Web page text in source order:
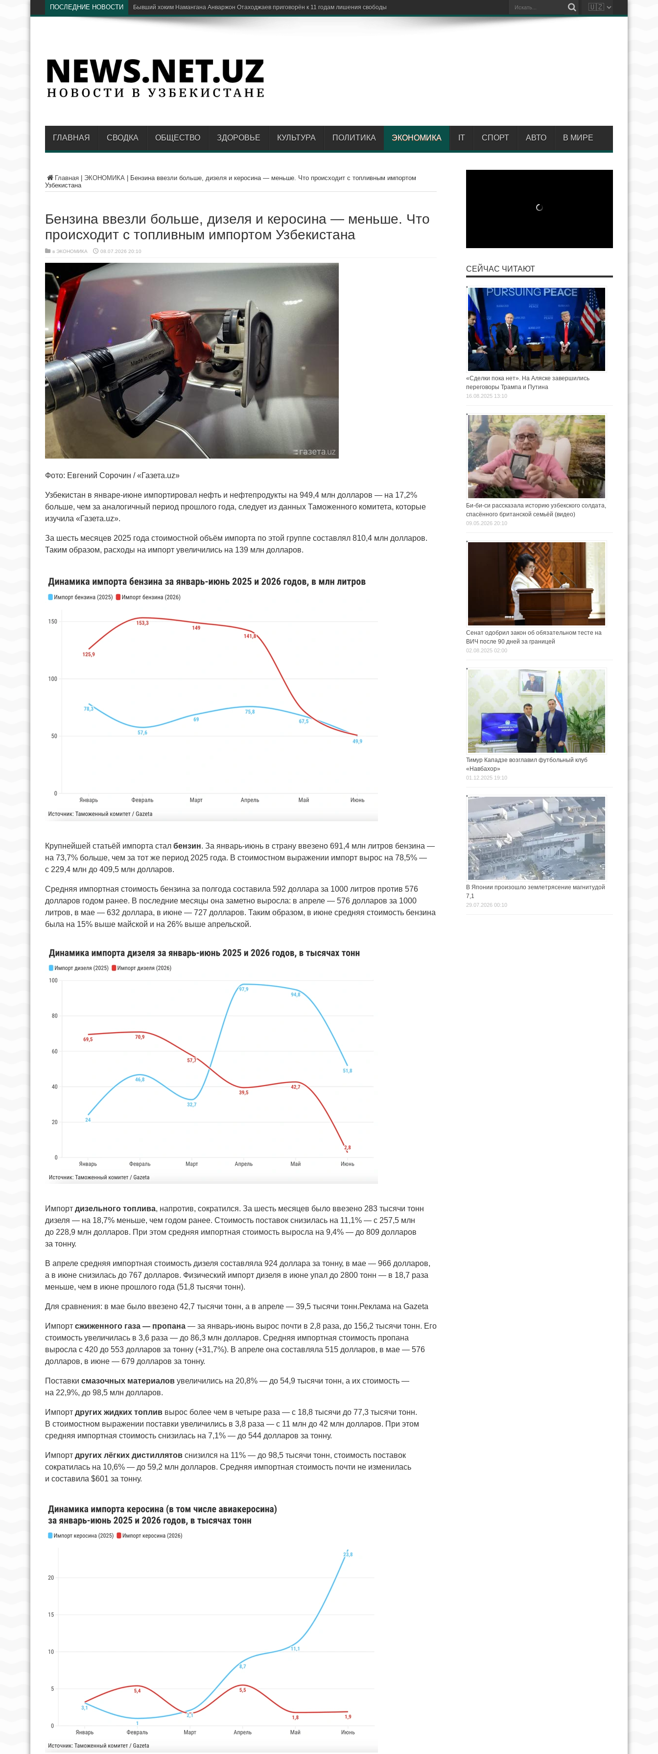
ПОСЛЕДНИЕ НОВОСТИ Президенты Узбекистана и
ГЛАВНАЯ СВОДКА ОБЩЕСТВО ЗДОРОВЬЕ КУЛЬТУРА ПОЛИТИКА ЭКОНОМИКА IT СПОРТ АВТО В МИРЕ
Главная ЭКОНОМИКА
Бензина ввезли больше, дизеля и керосина — меньше. Что происходит с топливным импортом
Узбекистана
Бензина ввезли больше, дизеля и керосина — меньше. Что
происходит с топливным импортом Узбекистана
в ЭКОНОМИКА 08.07.2026 20:10
Фото: Евгений Сорочин / «Газета.uz»
Узбекистан в январе-июне импортировал нефть и нефтепродукты на 949,4 млн долларов — на 17,2%
больше, чем за аналогичный период прошлого года, следует из данных Таможенного комитета, которые
изучила «Газета.uz».
За шесть месяцев 2025 года стоимостной объём импорта по этой группе составлял 810,4 млн долларов.
Таким образом, расходы на импорт увеличились на 139 млн долларов.
Крупнейшей статьёй импорта стал бензин. За январь-июнь в страну ввезено 691,4 млн литров бензина —
на 73,7% больше, чем за тот же период 2025 года. В стоимостном выражении импорт вырос на 78,5% —
с 229,4 млн до 409,5 млн долларов.
Средняя импортная стоимость бензина за полгода составила 592 доллара за 1000 литров против 576
долларов годом ранее. В последние месяцы она заметно выросла: в апреле — 576 долларов за 1000
литров, в мае — 632 доллара, в июне — 727 долларов. Таким образом, в июне средняя стоимость бензина
была на 15% выше майской и на 26% выше апрельской.
Импорт дизельного топлива, напротив, сократился. За шесть месяцев было ввезено 283 тысячи тонн
дизеля — на 18,7% меньше, чем годом ранее. Стоимость поставок снизилась на 11,1% — с 257,5 млн
до 228,9 млн долларов. При этом средняя импортная стоимость выросла на 9,4% — до 809 долларов
за тонну.
В апреле средняя импортная стоимость дизеля составляла 924 доллара за тонну, в мае — 966 долларов,
а в июне снизилась до 767 долларов. Физический импорт дизеля в июне упал до 2800 тонн — в 18,7 раза
меньше, чем в июне прошлого года (51,8 тысячи тонн).
Для сравнения: в мае было ввезено 42,7 тысячи тонн, а в апреле — 39,5 тысячи тонн.Реклама на Gazeta
Импорт сжиженного газа — пропана — за январь-июнь вырос почти в 2,8 раза, до 156,2 тысячи тонн. Его
стоимость увеличилась в 3,6 раза — до 86,3 млн долларов. Средняя импортная стоимость пропана
выросла с 420 до 553 долларов за тонну (+31,7%). В апреле она составляла 515 долларов, в мае — 576
долларов, в июне — 679 долларов за тонну.
Поставки смазочных материалов увеличились на 20,8% — до 54,9 тысячи тонн, а их стоимость —
на 22,9%, до 98,5 млн долларов.
Импорт других жидких топлив вырос более чем в четыре раза — с 18,8 тысячи до 77,3 тысячи тонн.
В стоимостном выражении поставки увеличились в 3,8 раза — с 11 млн до 42 млн долларов. При этом
средняя импортная стоимость снизилась на 7,1% — до 544 долларов за тонну.
Импорт других лёгких дистиллятов снизился на 11% — до 98,5 тысячи тонн, стоимость поставок
сократилась на 10,6% — до 59,2 млн долларов. Средняя импортная стоимость почти не изменилась
и составила $601 за тонну.
СЕЙЧАС ЧИТАЮТ
«Сделки пока нет». На Аляске завершились
переговоры Трампа и Путина
16.08.2025 13:10
Би-би-си рассказала историю узбекского солдата,
спасённого британской семьёй (видео)
09.05.2026 20:10
Сенат одобрил закон об обязательном тесте на
ВИЧ после 90 дней за границей
02.08.2025 02:00
Тимур Кападзе возглавил футбольный клуб
«Навбахор»
01.12.2025 19:10
В Японии произошло землетрясение магнитудой
7,1
29.07.2026 00:10